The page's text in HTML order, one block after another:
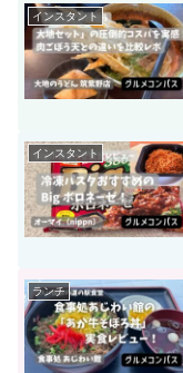
インスタント
インスタント
ランチ